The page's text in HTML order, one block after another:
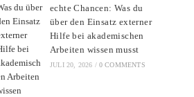
echte Chancen: Was du
über den Einsatz externer
Hilfe bei akademischen
Arbeiten wissen musst
JULI 20, 2026 / 0 COMMENTS